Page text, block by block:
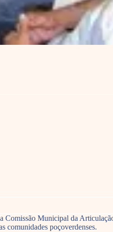
Municipal da
comunidades poçoverdenses.